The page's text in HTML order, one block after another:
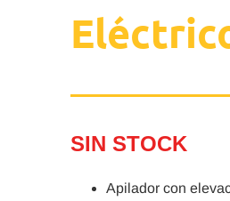
SIN STOCK
Apilador con